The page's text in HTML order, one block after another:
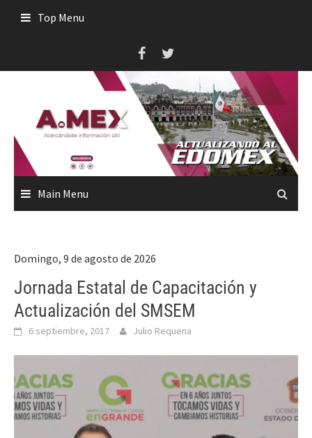
Top Menu
Main Menu
Domingo, 9 de agosto de 2026
Jornada Estatal de Capacitación y
Actualización del SMSEM
6 septiembre, 2017 Julio Requena